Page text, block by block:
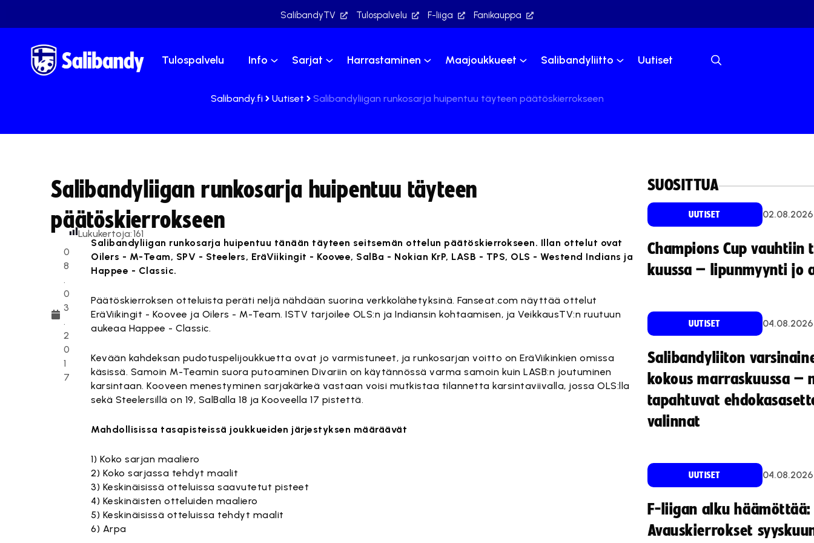
SalibandyTV Tulospalvelu F-liiga Fanikauppa
Tulospalvelu Info Sarjat Harrastaminen Maajoukkueet Salibandyliitto Uutiset
Salibandy.fi Uutiset Salibandyliigan runkosarja huipentuu täyteen päätöskierrokseen
Salibandyliigan runkosarja huipentuu täyteen
päätöskierrokseen
0
8
.
0
3
.
2
0
1
7
Lukukertoja:161
Salibandyliigan runkosarja huipentuu tänään täyteen seitsemän ottelun päätöskierrokseen. Illan ottelut ovat
Oilers - M-Team, SPV - Steelers, EräViikingit - Koovee, SalBa - Nokian KrP, LASB - TPS, OLS - Westend Indians ja
Happee - Classic.
Päätöskierroksen otteluista peräti neljä nähdään suorina verkkolähetyksinä. Fanseat.com näyttää ottelut
EräViikingit - Koovee ja Oilers - M-Team. ISTV tarjoilee OLS:n ja Indiansin kohtaamisen, ja VeikkausTV:n ruutuun
aukeaa Happee - Classic.
Kevään kahdeksan pudotuspelijoukkuetta ovat jo varmistuneet, ja runkosarjan voitto on EräViikinkien omissa
käsissä. Samoin M-Teamin suora putoaminen Divariin on käytännössä varma samoin kuin LASB:n joutuminen
karsintaan. Kooveen menestyminen sarjakärkeä vastaan voisi mutkistaa tilannetta karsintaviivalla, jossa OLS:lla
sekä Steelersillä on 19, SalBalla 18 ja Kooveella 17 pistettä.
Mahdollisissa tasapisteissä joukkueiden järjestyksen määräävät
1) Koko sarjan maaliero
2) Koko sarjassa tehdyt maalit
3) Keskinäisissä otteluissa saavutetut pisteet
4) Keskinäisten otteluiden maaliero
5) Keskinäisissä otteluissa tehdyt maalit
6) Arpa
SUOSITTUA
UUTISET 02.08.2026
Champions Cup vauhtiin
kuussa – lipunmyynti jo
UUTISET 04.08.2026
Salibandyliiton
kokous marraskuussa –
tapahtuvat
valinnat
UUTISET 04.08.2026
F-liigan alku häämöttää:
Avauskierrokset